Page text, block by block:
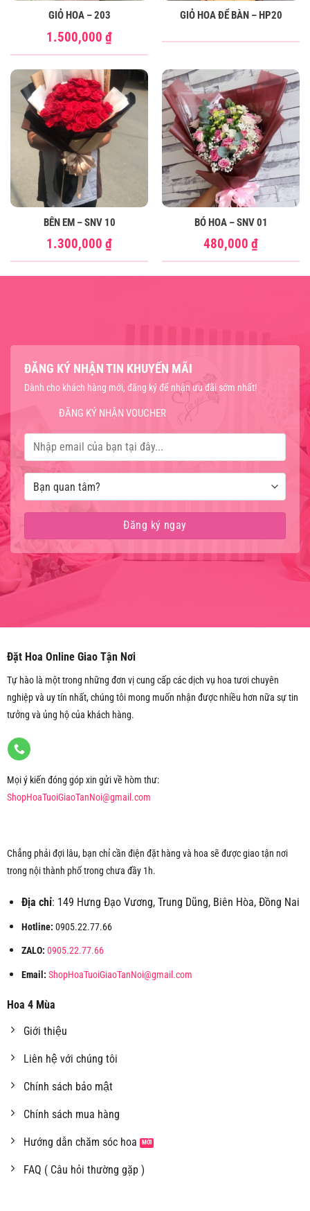
GIỎ HOA – 203
1.500,000 ₫
GIỎ HOA ĐỂ BÀN – HP20
BÊN EM – SNV 10
1.300,000 ₫
BÓ HOA – SNV 01
480,000 ₫
ĐĂNG KÝ NHẬN TIN KHUYẾN MÃI
Dành cho khách hàng mới, đăng ký để nhận ưu đãi sớm nhất!
ĐĂNG KÝ NHẬN VOUCHER
Đặt Hoa Online Giao Tận Nơi
Tự hào là một trong những đơn vị cung cấp các dịch vụ hoa tươi chuyên
nghiệp và uy tín nhất, chúng tôi mong muốn nhận được nhiều hơn nữa sự tin
tưởng và ủng hộ của khách hàng.
Mọi ý kiến đóng góp xin gửi về hòm thư:
ShopHoaTuoiGiaoTanNoi@gmail.com
Chẳng phải đợi lâu, bạn chỉ cần điện đặt hàng và hoa sẽ được giao tận nơi
trong nội thành phố trong chưa đầy 1h.
Địa chỉ: 149 Hưng Đạo Vương, Trung Dũng, Biên Hòa, Đồng Nai
Hotline: 0905.22.77.66
ZALO: 0905.22.77.66
Email: ShopHoaTuoiGiaoTanNoi@gmail.com
Hoa 4 Mùa
Giới thiệu
Liên hệ với chúng tôi
Chính sách bảo mật
Chính sách mua hàng
Hướng dẫn chăm sóc hoa
FAQ ( Câu hỏi thường gặp )